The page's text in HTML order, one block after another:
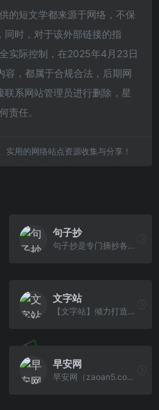
的短文学都来源于网络，不保
时，对于该外部链接的指
实际控制，在2025年4月23日
，都属于合规合法，后期网
系网站管理员进行删除，星
责任。
用的网络站点资源收集与分享！
句子抄
句子抄是专门摘抄各类句子的网站，在这里您可以轻松找到您喜欢的句子，希望给大家营造一个高质量的阅读空间，带来一个美好的阅读体验。
文字站
【文字站】倾力打造的文学交流平台!提供最新最全的优美文章、散文随笔、诗歌词赋、唯美句子、情感语录、小说故事、精美文章欣赏等。阅读写作尽在文字 站!
早安网
早安网（zaoan5.com）专注于分享早安、晚安的句子大全。有励志、正能量的早安心语，有暖心、治愈的晚安心语。